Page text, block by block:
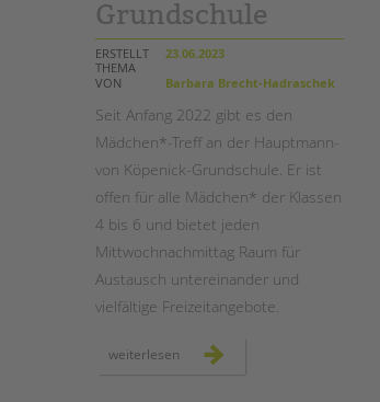
Grundschule
ERSTELLT
23.06.2023
THEMA
VON
Barbara Brecht-Hadraschek
Seit Anfang 2022 gibt es den
Mädchen*-Treff an der Hauptmann-
von Köpenick-Grundschule. Er ist
offen für alle Mädchen* der Klassen
4 bis 6 und bietet jeden
Mittwochnachmittag Raum für
Austausch untereinander und
vielfältige Freizeitangebote.
weiterlesen
besuch